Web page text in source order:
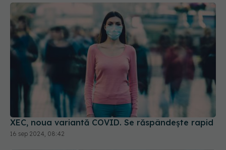
XEC, noua variantă COVID. Se răspândește rapid
16 sep 2024, 08:42